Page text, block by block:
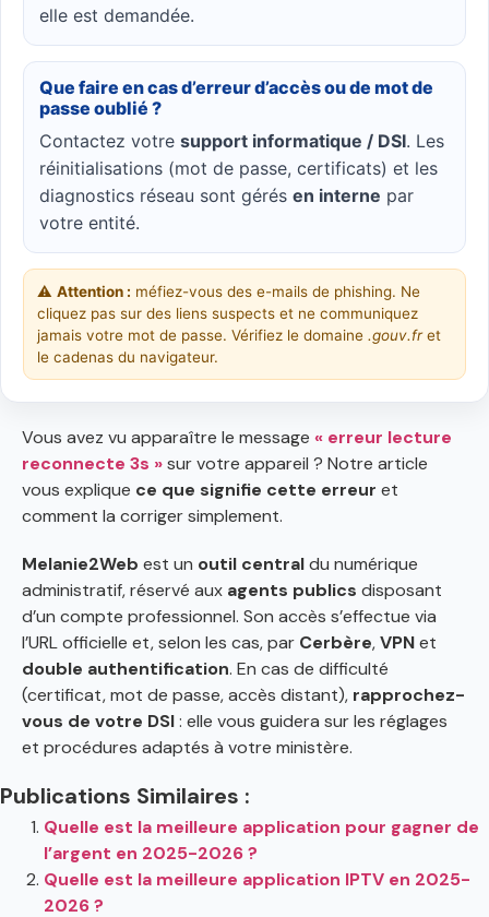
elle est demandée.
Que faire en cas d’erreur d’accès ou de mot de
passe oublié ?
Contactez votre support informatique / DSI. Les
réinitialisations (mot de passe, certificats) et les
diagnostics réseau sont gérés en interne par
votre entité.
⚠️ Attention : méfiez-vous des e-mails de phishing. Ne
cliquez pas sur des liens suspects et ne communiquez
jamais votre mot de passe. Vérifiez le domaine .gouv.fret
le cadenas du navigateur.
Vous avez vu apparaître le message « erreur lecture
reconnecte 3s »sur votre appareil ? Notre article
vous explique ce que signifie cette erreur et
comment la corriger simplement.
Melanie2Web est un outil centraldu numérique
administratif, réservé aux agents publics disposant
d’un compte professionnel. Son accès s’effectue via
l’URL officielle et, selon les cas, par Cerbère,VPNet
double authentification. En cas de difficulté
(certificat, mot de passe, accès distant), rapprochez-
vous de votre DSI: elle vous guidera sur les réglages
et procédures adaptés à votre ministère.
Publications Similaires :
Quelle est la meilleure application pour gagner de
l’argent en 2025-2026 ?
Quelle est la meilleure application IPTV en 2025-
2026 ?